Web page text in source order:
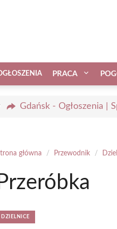
PRACA
Gdańsk - Ogłoszenia |
główna / Przewodnik /
Przeróbka
DZIELNICE